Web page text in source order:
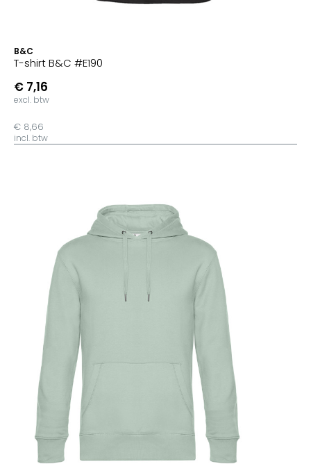
B&C
T-shirt B&C #E190
€ 7,16
excl. btw
€ 8,66
incl. btw